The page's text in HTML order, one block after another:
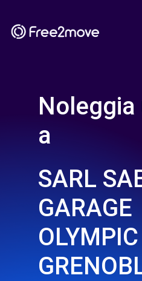
Noleggia
a
SARL
GARAGE